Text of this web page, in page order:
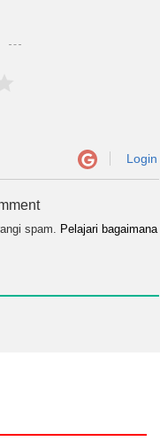
Login
spam. Pelajari bagaimana